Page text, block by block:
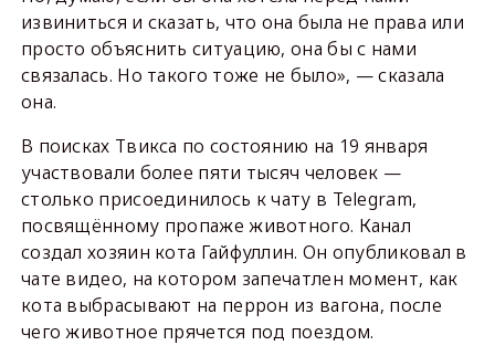
извиниться и сказать, что она была не права или
просто объяснить ситуацию, она бы с нами
связалась. Но такого тоже не было», — сказала
она.
В поисках Твикса по состоянию на 19 января
участвовали более пяти тысяч человек —
столько присоединилось к чату в Telegram,
посвящённому пропаже животного. Канал
создал хозяин кота Гайфуллин. Он опубликовал в
чате видео, на котором запечатлен момент, как
кота выбрасывают на перрон из вагона, после
чего животное прячется под поездом.